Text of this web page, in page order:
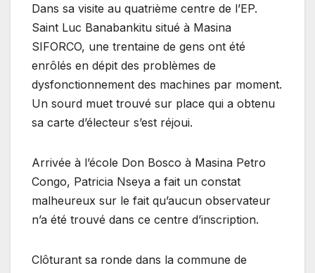
Dans sa visite au quatrième centre de l’EP.
Saint Luc Banabankitu situé à Masina
SIFORCO, une trentaine de gens ont été
enrôlés en dépit des problèmes de
dysfonctionnement des machines par moment.
Un sourd muet trouvé sur place qui a obtenu
sa carte d’électeur s’est réjoui.
Arrivée à l’école Don Bosco à Masina Petro
Congo, Patricia Nseya a fait un constat
malheureux sur le fait qu’aucun observateur
n’a été trouvé dans ce centre d’inscription.
Clôturant sa ronde dans la commune de